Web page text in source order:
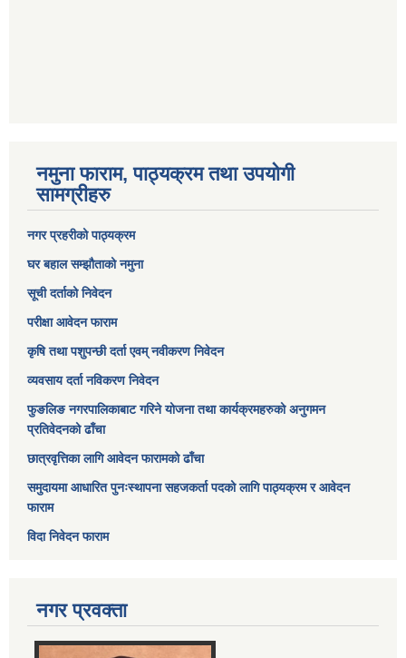
नमुना फाराम, पाठ्यक्रम तथा उपयोगी
सामग्रीहरु
नगर प्रहरीको पाठ्यक्रम
घर बहाल सम्झौताको नमुना
सूची दर्ताको निवेदन
परीक्षा आवेदन फाराम
कृषि तथा पशुपन्छी दर्ता एवम् नवीकरण निवेदन
व्यवसाय दर्ता नविकरण निवेदन
फुङलिङ नगरपालिकाबाट गरिने योजना तथा कार्यक्रमहरुको अनुगमन
प्रतिवेदनको ढाँचा
छात्रवृत्तिका लागि आवेदन फारामको ढाँचा
समुदायमा आधारित पुनःस्थापना सहजकर्ता पदको लागि पाठ्यक्रम र आवेदन
फाराम
विदा निवेदन फाराम
नगर प्रवक्ता